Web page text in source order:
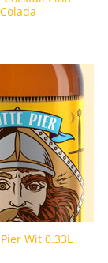
Colada
Wit 0.33L